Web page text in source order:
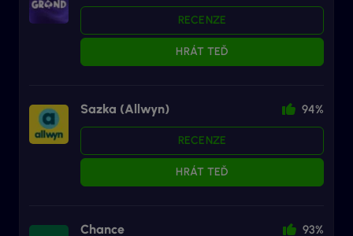
RECENZE
HRÁT TEĎ
Sazka (Allwyn) 94%
RECENZE
HRÁT TEĎ
Chance 93%